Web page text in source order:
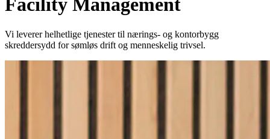
Facility Management
Vi leverer helhetlige tjenester til nærings- og kontorbygg
skreddersydd for sømløs drift og menneskelig trivsel.